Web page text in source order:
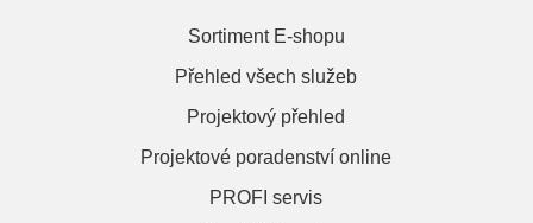
Sortiment E-shopu
Přehled všech služeb
Projektový přehled
Projektové poradenství online
PROFI servis